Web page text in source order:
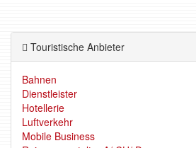
Touristische Anbieter
Bahnen
Dienstleister
Hotellerie
Luftverkehr
Mobile Business